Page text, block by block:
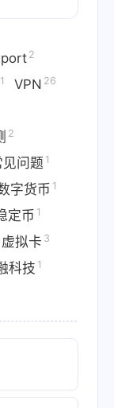
2
1 VPN 26
2
见问题 1
字货币 1
定币 1
虚拟卡 3
科技 1